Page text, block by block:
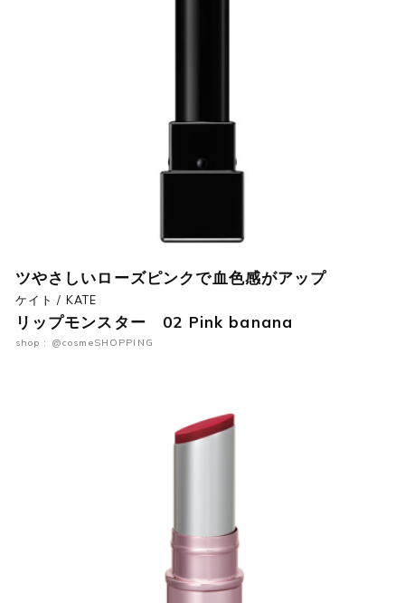
ツやさしいローズピンクで血色感がアップ
ケイト / KATE
リップモンスター 02 Pink banana
shop : @cosmeSHOPPING